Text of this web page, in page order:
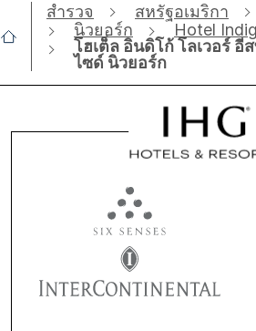
สำรวจ สหรัฐอเมริกา
นิวยอร์ก
Hotel
โฮเต็ล อินดิโก้ โลเวอร์ อี
ไซด์ นิวยอร์ก